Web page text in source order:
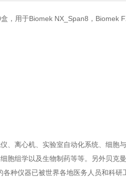
，用于Biomek NX_Span8，Biomek
、离心机、实验室自动化系统、细胞
胞组学以及生物制药等等。另外贝克
各种仪器已被世界各地医务人员和科研